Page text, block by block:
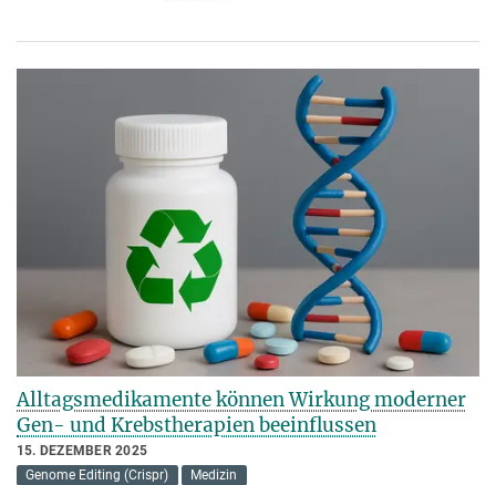
Alltagsmedikamente können Wirkung moderner
Gen- und Krebstherapien beeinflussen
15. DEZEMBER 2025
Genome Editing (Crispr)
Medizin